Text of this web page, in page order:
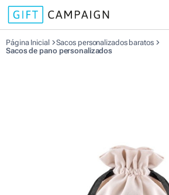
Página Inicial
Sacos personalizados baratos
Sacos de pano personalizados